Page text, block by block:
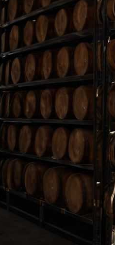
Рамки Для Фото И Картин
Стилях
Спать Днем?
Рыбная Запеканка:
Всей Семьи